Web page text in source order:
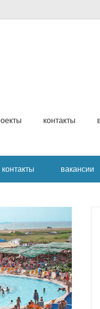
контакты
контакты вакансии